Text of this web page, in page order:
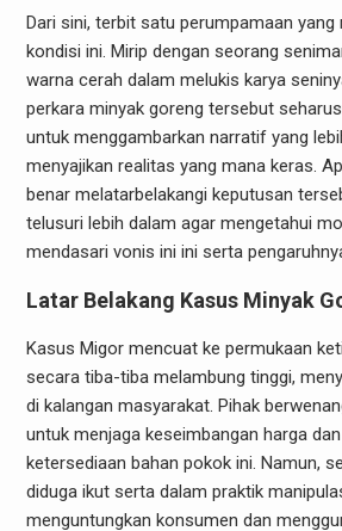
Dari sini, terbit satu perumpamaan yang
kondisi ini. Mirip dengan seorang
warna cerah dalam melukis karya
perkara minyak goreng tersebut
untuk menggambarkan narratif yang
menyajikan realitas yang mana keras.
benar melatarbelakangi keputusan
telusuri lebih dalam agar mengetahui
mendasari vonis ini ini serta
Latar Belakang Kasus Minyak
Kasus Migor mencuat ke permukaan
secara tiba-tiba melambung tinggi,
di kalangan masyarakat. Pihak
untuk menjaga keseimbangan harga
ketersediaan bahan pokok ini. Namun,
diduga ikut serta dalam praktik
menguntungkan konsumen dan